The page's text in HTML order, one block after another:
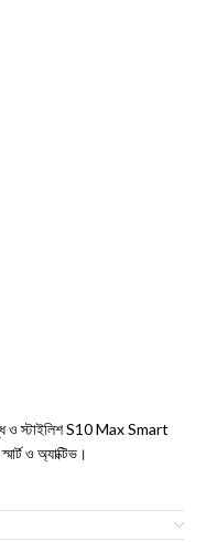
ও স্টাইলিশ S10 Max Smart
ও অ্যাক্টিভ।